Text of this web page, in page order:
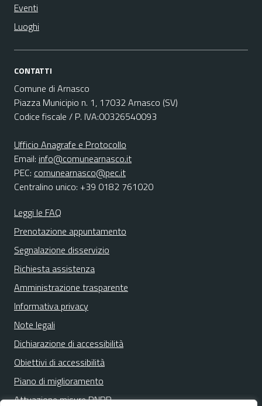
Eventi
Luoghi
CONTATTI
Comune di Arnasco
Piazza Municipio n. 1, 17032 Arnasco (SV)
Codice fiscale / P. IVA:00326540093
Ufficio Anagrafe e Protocollo
Email: info@comunearnasco.it
PEC: comunearnasco@pec.it
Centralino unico: +39 0182 761020
Leggi le FAQ
Prenotazione appuntamento
Segnalazione disservizio
Richiesta assistenza
Amministrazione trasparente
Informativa privacy
Note legali
Dichiarazione di accessibilità
Obiettivi di accessibilità
Piano di miglioramento
Attuazione misure PNRR